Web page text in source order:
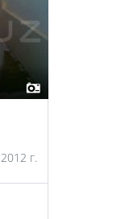
2012 г.